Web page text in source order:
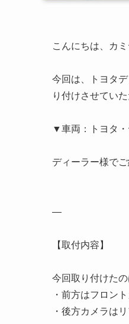
こんにちは、カ
今回は、トヨタ
り付けさせていた
▼車両：トヨタ・
ディーラー様で
—
【取付内容】
今回取り付けた
・前方はフロン
・後方カメラは